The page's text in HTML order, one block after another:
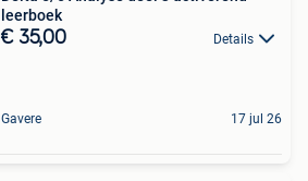
leerboek
€ 35,00 Details
Gavere 17 jul 26